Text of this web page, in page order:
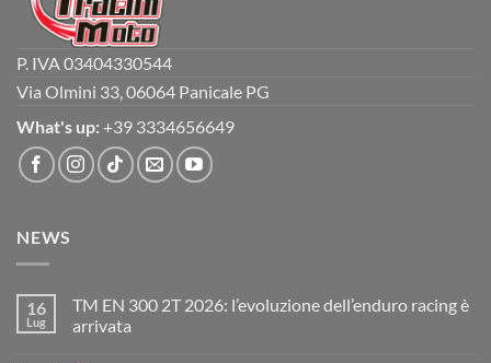
P. IVA 03404330544
Via Olmini 33, 06064 Panicale PG
What's up: +39 3334656649
NEWS
16
Lug
TM EN 300 2T 2026: l’evoluzione dell’enduro racing è
arrivata